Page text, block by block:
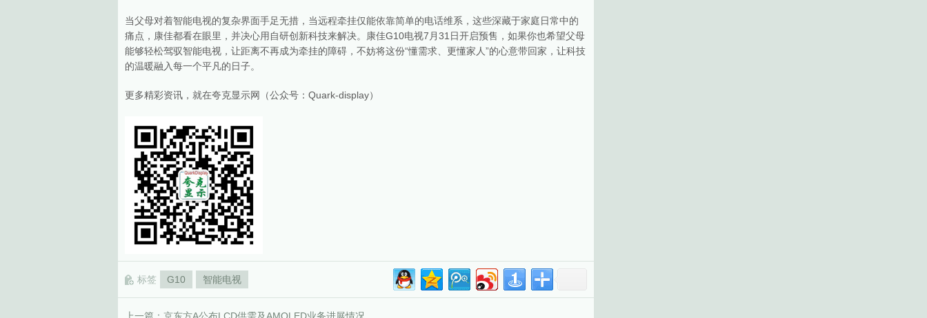
当父母对着智能电视的复杂界面手足无措，当远程牵挂仅能依靠简单的电话维系，这些深藏于家庭日常中的
痛点，康佳都看在眼里，并决心用自研创新科技来解决。康佳G10电视7月31日开启预售，如果你也希望父母
能够轻松驾驭智能电视，让距离不再成为牵挂的障碍，不妨将这份“懂需求、更懂家人”的心意带回家，让科技
的温暖融入每一个平凡的日子。
更多精彩资讯，就在夸克显示网（公众号：Quark-display）
标签 G10 智能电视